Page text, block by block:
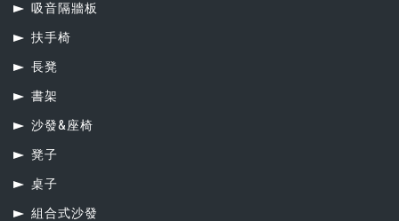
吸音隔牆板
扶手椅
長凳
書架
沙發&座椅
凳子
桌子
組合式沙發